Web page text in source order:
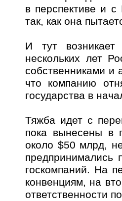
в перспективе и
так, как она
И тут возникает
нескольких лет
собственниками
что компанию
государства в
Тяжба идет с
пока вынесены в
около $50 млрд,
предпринимались
госкомпаний. На
конвенциям, на
ответственности